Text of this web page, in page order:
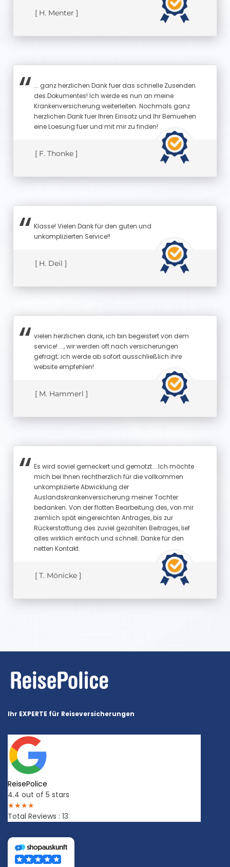
[ H. Menter ]
... ganz herzlichen Dank fuer das schnelle Zusenden
des Dokumentes! Ich werde es nun an meine
Krankenversicherung weiterleiten. Nochmals ganz
herzlichen Dank fuer Ihren Einsatz und Ihr Bemuehen
eine Loesung fuer und mit mir zu finden!
[ F. Thonke ]
Klasse! Vielen Dank für den guten und
unkomplizierten Service!!
[ H. Deil ]
vielen herzlichen dank, ich bin begeistert von dem
service! ..., wir werden oft nach versicherungen
gefragt; ich werde ab sofort ausschließlich ihre
website empfehlen!
[ M. Hammerl ]
Es wird soviel gemeckert und gemotzt....Ich möchte
mich bei Ihnen rechtherzlich für die vollkommen
unkomplizierte Abwicklung der
Auslandskrankenversicherung meiner Tochter
bedanken. Von der flotten Bearbeitung des, von mir
ziemlich spät eingereichten Antrages, bis zur
Rückerstattung des zuviel gezahlten Beitrages, lief
alles wirklich einfach und schnell. Danke für den
netten Kontakt.
[ T. Mönicke ]
Ihr EXPERTE für Reiseversicherungen
ReisePolice
4.4 out of 5 stars
★★★★
Total Reviews : 13